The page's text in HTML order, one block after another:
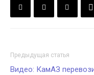
Предыдущая статья
Видео: КамАЗ